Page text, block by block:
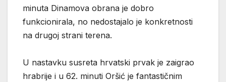
minuta Dinamova obrana je dobro
funkcionirala, no nedostajalo je konkretnosti
na drugoj strani terena.
U nastavku susreta hrvatski prvak je zaigrao
hrabrije i u 62. minuti Oršić je fantastičnim